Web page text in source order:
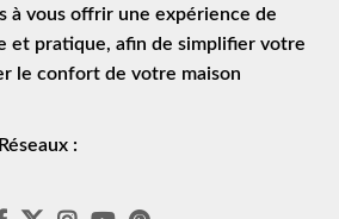
à vous offrir une expérience de
et pratique, afin de simplifier votre
le confort de votre maison
: